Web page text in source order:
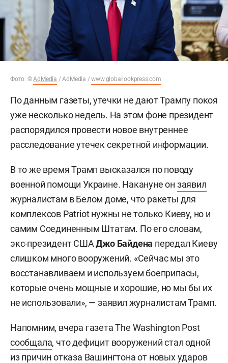
Фото: ©AdMedia / AdMedia /www.globallookpress.com
По данным газеты, утечки не дают Трампу покоя
уже несколько недель. На этом фоне президент
распорядился провести новое внутреннее
расследование утечек секретной информации.
В то же время Трамп высказался по поводу
военной помощи Украине. Накануне он заявил
журналистам в Белом доме, что ракеты для
комплексов Patriot нужны не только Киеву, но и
самим Соединенным Штатам. По его словам,
экс-президент СШАДжо Байдена передал Киеву
слишком много вооружений. «Сейчас мы это
восстанавливаем и используем боеприпасы,
которые очень мощные и хорошие, но мы бы их
не использовали», — заявил журналистам Трамп.
Напомним, вчера газета The Washington Post
сообщала, что дефицит вооружений стал одной
из причин отказа Вашингтона от новых ударов